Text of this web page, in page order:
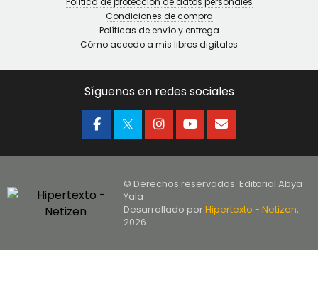
Condiciones de compra
Políticas de envío y entrega
Cómo accedo a mis libros digitales
Síguenos en redes sociales
© Derechos reservados. Editorial Abya
Yala
Desarrollado porHipertexto - Netizen,
2026